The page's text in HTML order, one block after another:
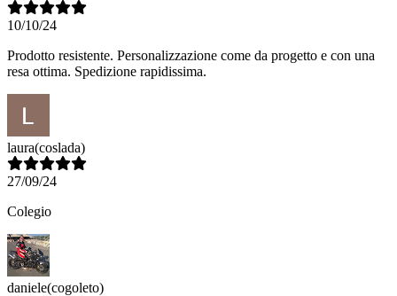
10/10/24
Prodotto resistente. Personalizzazione come da progetto e con una
resa ottima. Spedizione rapidissima.
laura(coslada)
27/09/24
Colegio
daniele(cogoleto)